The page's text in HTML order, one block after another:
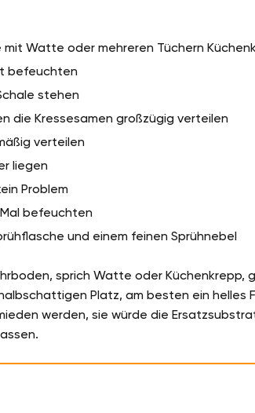
Watte oder mehreren Tüchern
befeuchten
stehen
die Kressesamen großzügig verteilen
verteilen
liegen
Problem
befeuchten
und einem feinen Sprühnebel
sprich Watte oder Küchenkrepp,
Platz, am besten ein
werden, sie würde die